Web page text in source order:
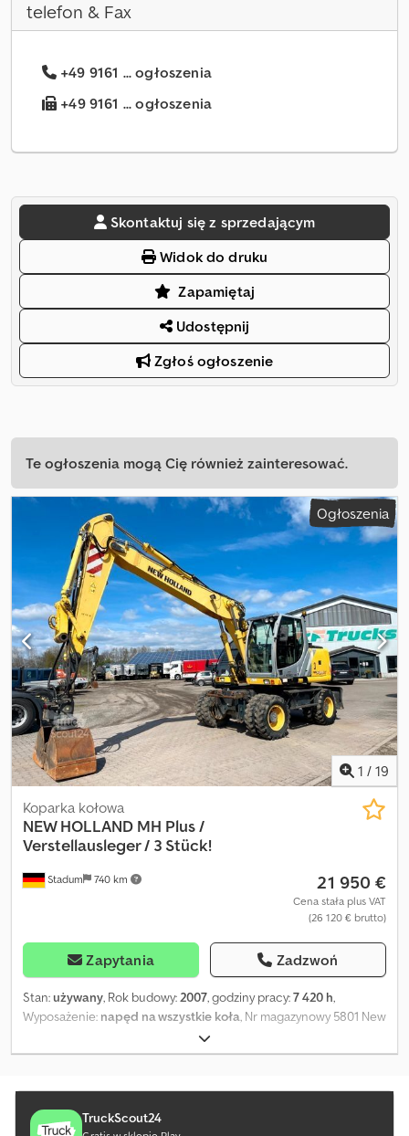
telefon & Fax
+49 9161 ... ogłoszenia
+49 9161 ... ogłoszenia
Skontaktuj się z sprzedającym
Widok do druku
Zapamiętaj
Udostępnij
Zgłoś ogłoszenie
Te ogłoszenia mogą Cię również zainteresować.
Ogłoszenia
1 / 19
Stadum 740 km
Koparka kołowa
NEW HOLLAND MH Plus /
Verstellausleger / 3 Stück!
21 950 €
Cena stała plus VAT
(26 120 € brutto)
Zapytania Zadzwoń
Stan:używany, Rok budowy: 2007, godziny pracy:7 420 h,
Wyposażenie: napęd na wszystkie koła , Nr magazynowy 5801 New
Holland MH Plus koparka kołowa z wysięgnikiem przestawnym ----
* Producent: New Holland Dkedpfx Aoy Sragjhzor * Typ: MH Plus *
105 kW / 143 KM * Opony: 10.00 - / podwójne ogumienie *
Odczytane motogodziny: ok. 7,4 godziny * Wysięgnik przestawny *
Chwytak * Kamera 270 stopni * Lampa ostrzegawcza *
TruckScout24